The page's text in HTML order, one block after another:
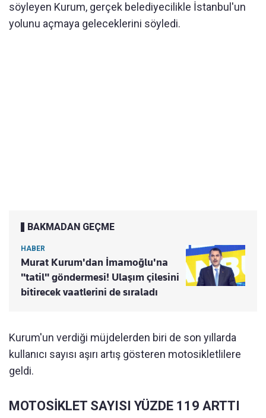
söyleyen Kurum, gerçek belediyecilikle İstanbul'un
yolunu açmaya geleceklerini söyledi.
BAKMADAN GEÇME
HABER
Murat Kurum'dan İmamoğlu'na
"tatil" göndermesi! Ulaşım çilesini
bitirecek vaatlerini de sıraladı
Kurum'un verdiği müjdelerden biri de son yıllarda
kullanıcı sayısı aşırı artış gösteren motosikletlilere
geldi.
MOTOSİKLET SAYISI YÜZDE 119 ARTTI